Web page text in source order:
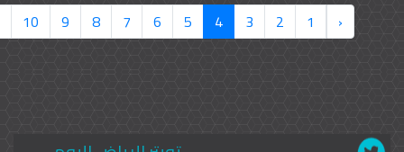
‹
1
2
3
4
5
6
7
8
9
10